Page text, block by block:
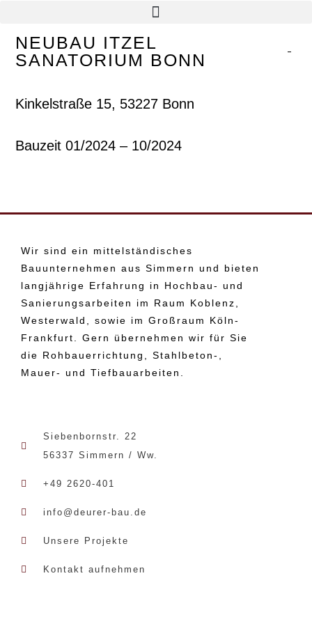
NEUBAU ITZEL
SANATORIUM BONN
Kinkelstraße 15, 53227 Bonn
Bauzeit 01/2024 – 10/2024
Wir sind ein mittelständisches
Bauunternehmen aus Simmern und bieten
langjährige Erfahrung in Hochbau- und
Sanierungsarbeiten im Raum Koblenz,
Westerwald, sowie im Großraum Köln-
Frankfurt. Gern übernehmen wir für Sie
die Rohbauerrichtung, Stahlbeton-,
Mauer- und Tiefbauarbeiten.
Siebenbornstr. 22
56337 Simmern / Ww.
+49 2620-401
info@deurer-bau.de
Unsere Projekte
Kontakt aufnehmen